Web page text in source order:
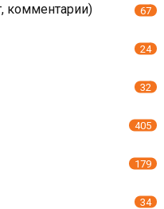
комментарии) 67
24
32
405
179
34